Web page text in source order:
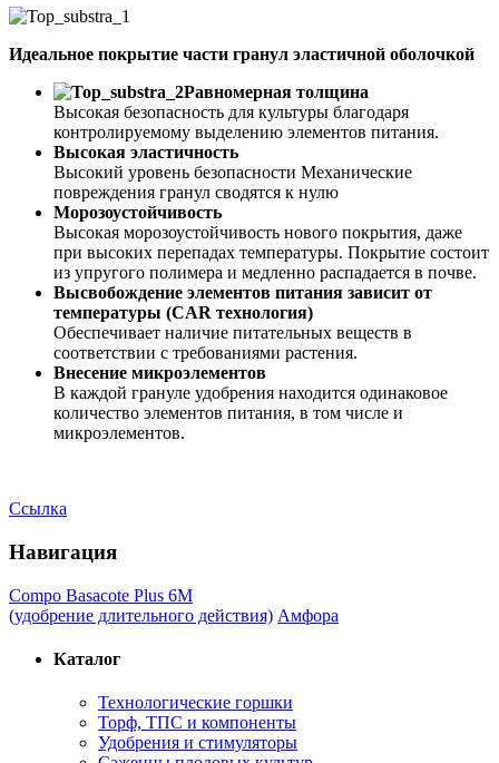
Идеальное покрытие части гранул эластичной оболочкой
Равномерная толщина
Высокая безопасность для культуры благодаря
контролируемому выделению элементов питания.
Высокая эластичность
Высокий уровень безопасности Механические
повреждения гранул сводятся к нулю
Морозоустойчивость
Высокая морозоустойчивость нового покрытия, даже
при высоких перепадах температуры. Покрытие состоит
из упругого полимера и медленно распадается в почве.
Высвобождение элементов питания зависит от
температуры (CAR технология)
Обеспечивает наличие питательных веществ в
соответствии с требованиями растения.
Внесение микроэлементов
В каждой грануле удобрения находится одинаковое
количество элементов питания, в том числе и
микроэлементов.
Ссылка
Навигация
Compo Basacote Plus 6M
(удобрение длительного действия) Амфора
Каталог
Технологические горшки
Торф, ТПС и компоненты
Удобрения и стимуляторы